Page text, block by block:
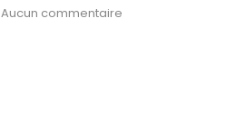
Aucun commentaire